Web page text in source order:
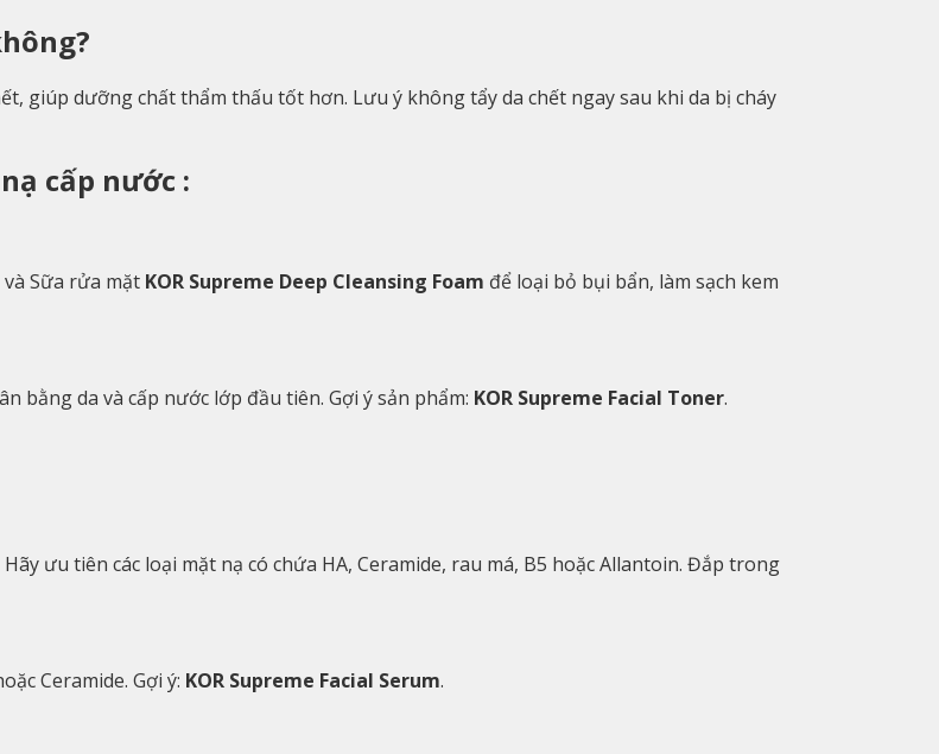
giúp dưỡng chất thẩm thấu tốt hơn. Lưu ý không tẩy da chết ngay sau khi da bị cháy
cấp nước :
và Sữa rửa mặt KOR Supreme Deep Cleansing Foam để loại bỏ bụi bẩn, làm sạch kem
bằng da và cấp nước lớp đầu tiên. Gợi ý sản phẩm: KOR Supreme Facial Toner.
Hãy ưu tiên các loại mặt nạ có chứa HA, Ceramide, rau má, B5 hoặc Allantoin. Đắp trong
Ceramide. Gợi ý: KOR Supreme Facial Serum.